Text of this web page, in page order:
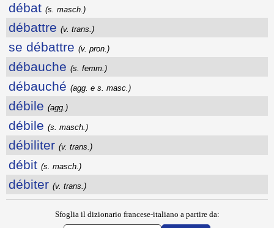
débat (s. masch.)
débattre (v. trans.)
se débattre (v. pron.)
débauche (s. femm.)
débauché (agg. e s. masc.)
débile (agg.)
débile (s. masch.)
débiliter (v. trans.)
débit (s. masch.)
débiter (v. trans.)
Sfoglia il dizionario francese-italiano a partire da: